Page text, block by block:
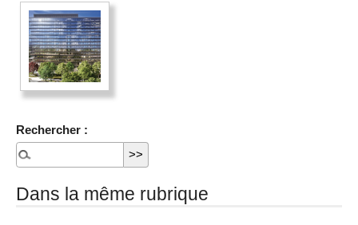
Rechercher :
Dans la même rubrique